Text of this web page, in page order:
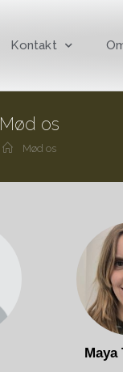
Kontakt
Mød os
Mød os
Maya